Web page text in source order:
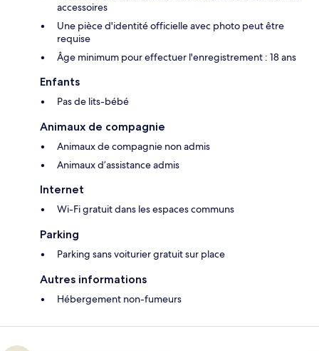
accessoires
Une pièce d'identité officielle avec photo peut être
requise
Âge minimum pour effectuer l'enregistrement : 18 ans
Enfants
Pas de lits-bébé
Animaux de compagnie
Animaux de compagnie non admis
Animaux d’assistance admis
Internet
Wi-Fi gratuit dans les espaces communs
Parking
Parking sans voiturier gratuit sur place
Autres informations
Hébergement non-fumeurs